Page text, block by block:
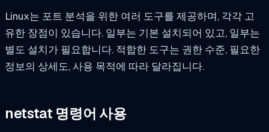
Linux는 포트 분석을 위한 여러 도구를 제공하며, 각각 고
유한 장점이 있습니다. 일부는 기본 설치되어 있고, 일부는
별도 설치가 필요합니다. 적합한 도구는 권한 수준, 필요한
정보의 상세도, 사용 목적에 따라 달라집니다.
netstat 명령어 사용